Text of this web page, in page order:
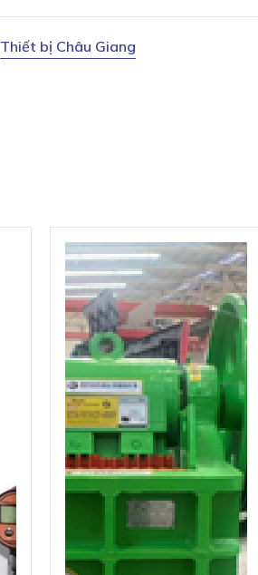
Thiết bị Châu Giang